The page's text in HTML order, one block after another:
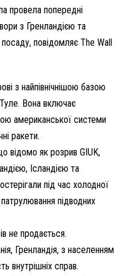
провела попередні
з Гренландією та
посаду, повідомляє The Wall
з найпівнічнішою базою
Вона включає
американської системи
ракети.
відомо як розрив GIUK,
Ісландією та
під час холодної
підводних
не продається.
Гренландія, з населенням
внутрішніх справ.